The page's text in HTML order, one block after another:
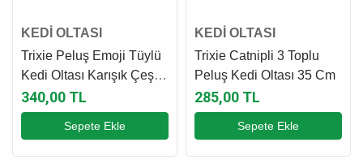
KEDİ OLTASI
Trixie Peluş Emoji Tüylü
Kedi Oltası Karışık Çeşitli
50 Cm - 1 Adet
340,00 TL
Sepete Ekle
KEDİ OLTASI
Trixie Catnipli 3 Toplu
Peluş Kedi Oltası 35 Cm
285,00 TL
Sepete Ekle